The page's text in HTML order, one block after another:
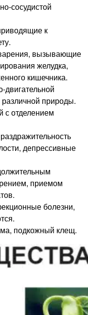
сосудистой
к
вызывающие
желудка,
кишечника.
двигательной
природы.
с отделением
депрессивные
приемом
болезни,
подкожный клещ.